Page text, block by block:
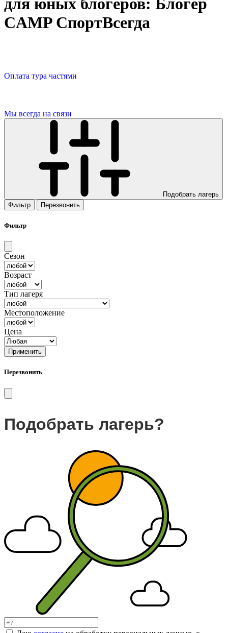
для юных блогеров: Блогер
CAMP СпортВсегда
Оплата тура частями
Мы всегда на связи
Подобрать лагерь
Фильтр
Перезвонить
Фильтр
Сезон
Возраст
Тип лагеря
Местоположение
Цена
Применить
Перезвонить
Подобрать лагерь?